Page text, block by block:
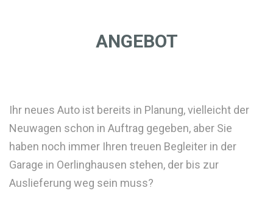
ANGEBOT
Ihr neues Auto ist bereits in Planung, vielleicht der
Neuwagen schon in Auftrag gegeben, aber Sie
haben noch immer Ihren treuen Begleiter in der
Garage in Oerlinghausen stehen, der bis zur
Auslieferung weg sein muss?